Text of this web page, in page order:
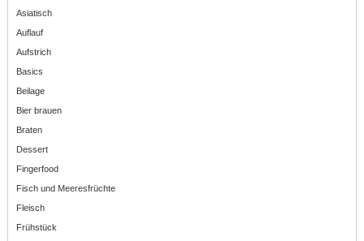
Asiatisch
Auflauf
Aufstrich
Basics
Beilage
Bier brauen
Braten
Dessert
Fingerfood
Fisch und Meeresfrüchte
Fleisch
Frühstück